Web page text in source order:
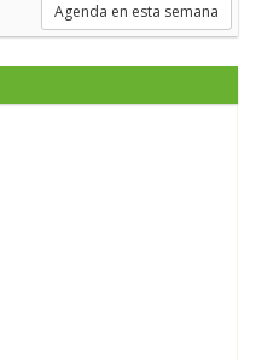
Agenda en esta semana